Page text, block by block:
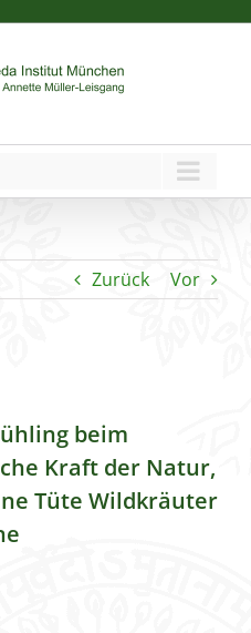
Zurück Vor
beim
Kraft der Natur,
Tüte Wildkräuter